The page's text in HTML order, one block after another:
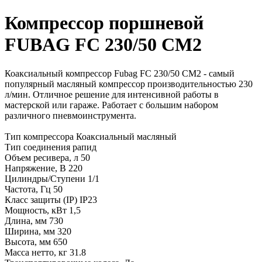
Компрессор поршневой
FUBAG FС 230/50 CM2
Коаксиальный компрессор Fubag FC 230/50 CM2 - самый
популярный масляный компрессор производительностью 230
л/мин. Отличное решение для интенсивной работы в
мастерской или гараже. Работает с большим набором
различного пневмоинструмента.
Тип компрессора Коаксиальный масляный
Тип соединения рапид
Объем ресивера, л 50
Напряжение, В 220
Цилиндры/Ступени 1/1
Частота, Гц 50
Класс защиты (IP) IP23
Мощность, кВт 1,5
Длина, мм 730
Ширина, мм 320
Высота, мм 650
Масса нетто, кг 31.8